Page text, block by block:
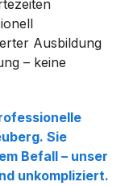
Ausbildung
– keine
Sie
Befall – unser
unkompliziert.